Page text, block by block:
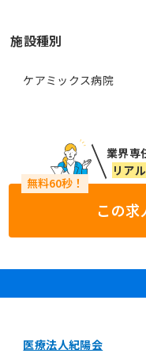
施設種別
ケアミックス病院
業界専
リア
この求
医療法人紀陽会